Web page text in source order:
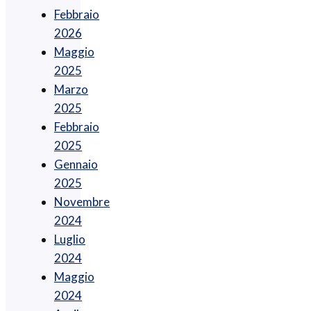
Febbraio
2026
Maggio
2025
Marzo
2025
Febbraio
2025
Gennaio
2025
Novembre
2024
Luglio
2024
Maggio
2024